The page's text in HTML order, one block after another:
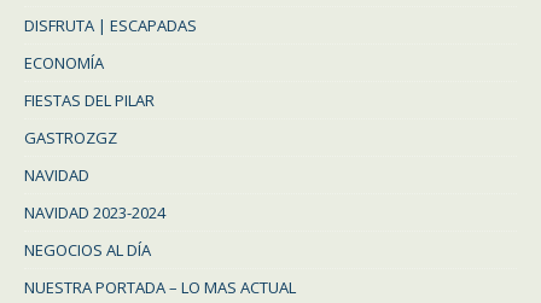
DISFRUTA | ESCAPADAS
ECONOMÍA
FIESTAS DEL PILAR
GASTROZGZ
NAVIDAD
NAVIDAD 2023-2024
NEGOCIOS AL DÍA
NUESTRA PORTADA – LO MAS ACTUAL